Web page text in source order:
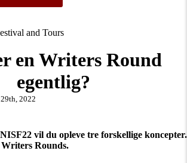
en Writers Round
egentlig?
2022
vil du opleve tre forskellige koncepter.
Rounds.